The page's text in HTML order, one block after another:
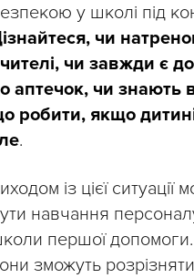
у школі під
чи
чи завжди є
аптечок, чи знають
робити, якщо
.
із цієї ситуації
навчання
першої
зможуть розрізняти